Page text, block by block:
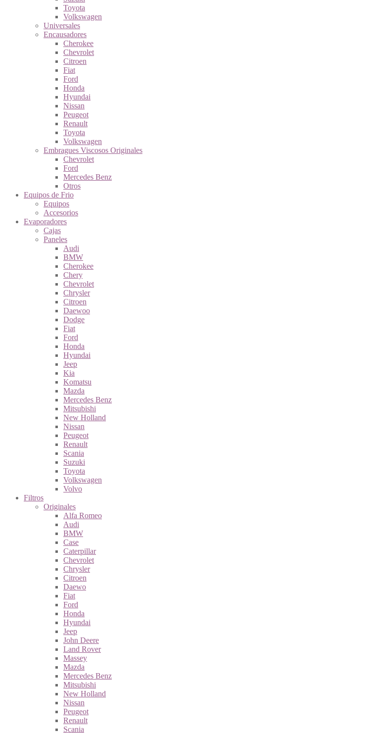
Toyota
Volkswagen
Universales
Encausadores
Cherokee
Chevrolet
Citroen
Fiat
Ford
Honda
Hyundai
Nissan
Peugeot
Renault
Toyota
Volkswagen
Embragues Viscosos Originales
Chevrolet
Ford
Mercedes Benz
Otros
Equipos de Frio
Equipos
Accesorios
Evaporadores
Cajas
Paneles
Audi
BMW
Cherokee
Chery
Chevrolet
Chrysler
Citroen
Daewoo
Dodge
Fiat
Ford
Honda
Hyundai
Jeep
Kia
Komatsu
Mazda
Mercedes Benz
Mitsubishi
New Holland
Nissan
Peugeot
Renault
Scania
Suzuki
Toyota
Volkswagen
Volvo
Filtros
Originales
Alfa Romeo
Audi
BMW
Case
Caterpillar
Chevrolet
Chrysler
Citroen
Daewo
Fiat
Ford
Honda
Hyundai
Jeep
John Deere
Land Rover
Massey
Mazda
Mercedes Benz
Mitsubishi
New Holland
Nissan
Peugeot
Renault
Scania